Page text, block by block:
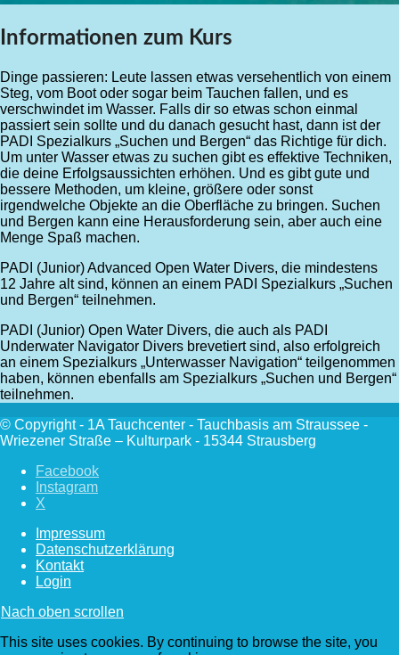
Informationen zum Kurs
Dinge passieren: Leute lassen etwas versehentlich von einem
Steg, vom Boot oder sogar beim Tauchen fallen, und es
verschwindet im Wasser. Falls dir so etwas schon einmal
passiert sein sollte und du danach gesucht hast, dann ist der
PADI Spezialkurs „Suchen und Bergen“ das Richtige für dich.
Um unter Wasser etwas zu suchen gibt es effektive Techniken,
die deine Erfolgsaussichten erhöhen. Und es gibt gute und
bessere Methoden, um kleine, größere oder sonst
irgendwelche Objekte an die Oberfläche zu bringen. Suchen
und Bergen kann eine Herausforderung sein, aber auch eine
Menge Spaß machen.
PADI (Junior) Advanced Open Water Divers, die mindestens
12 Jahre alt sind, können an einem PADI Spezialkurs „Suchen
und Bergen“ teilnehmen.
PADI (Junior) Open Water Divers, die auch als PADI
Underwater Navigator Divers brevetiert sind, also erfolgreich
an einem Spezialkurs „Unterwasser Navigation“ teilgenommen
haben, können ebenfalls am Spezialkurs „Suchen und Bergen“
teilnehmen.
© Copyright - 1A Tauchcenter - Tauchbasis am Straussee -
Wriezener Straße – Kulturpark - 15344 Strausberg
Facebook
Instagram
X
Impressum
Datenschutzerklärung
Kontakt
Login
Nach oben scrollen
This site uses cookies. By continuing to browse the site, you